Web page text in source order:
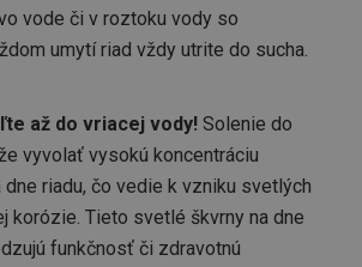
vode či v roztoku vody so
umytí riad vždy utrite do sucha.
až do vriacej vody! Solenie do
vyvolať vysokú koncentráciu
riadu, čo vedie k vzniku svetlých
korózie. Tieto svetlé škvrny na dne
funkčnosť či zdravotnú